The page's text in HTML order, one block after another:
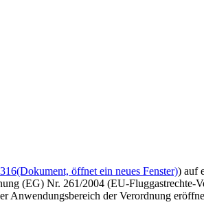
(Dokument, öffnet ein neues Fenster)) auf
(EG) Nr. 261/2004 (EU-Fluggastrechte-
Anwendungsbereich der Verordnung